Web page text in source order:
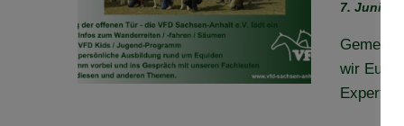
7. Juni
wir Euch